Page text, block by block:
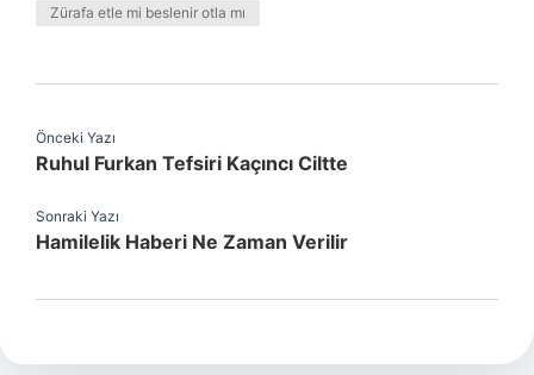
Zürafa etle mi beslenir otla mı
Önceki Yazı
Ruhul Furkan Tefsiri Kaçıncı Ciltte
Sonraki Yazı
Hamilelik Haberi Ne Zaman Verilir